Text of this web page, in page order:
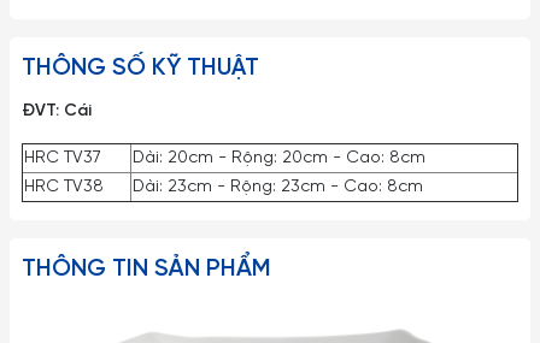
THÔNG SỐ KỸ THUẬT
ĐVT: Cái
HRC TV37
Dài: 20cm - Rộng: 20cm - Cao: 8cm
HRC TV38
Dài: 23cm - Rộng: 23cm - Cao: 8cm
THÔNG TIN SẢN PHẨM